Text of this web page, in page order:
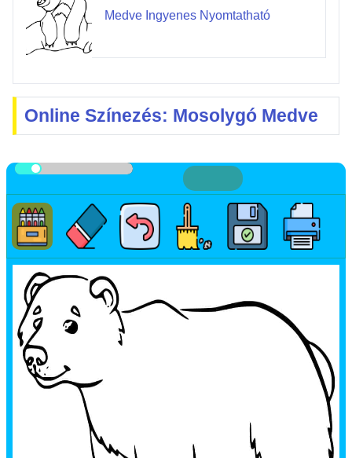
Medve Ingyenes Nyomtatható
Online Színezés: Mosolygó Medve